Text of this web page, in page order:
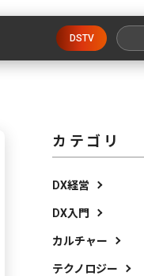
DSTV
カテゴリ
DX経営
DX入門
カルチャー
テクノロジー